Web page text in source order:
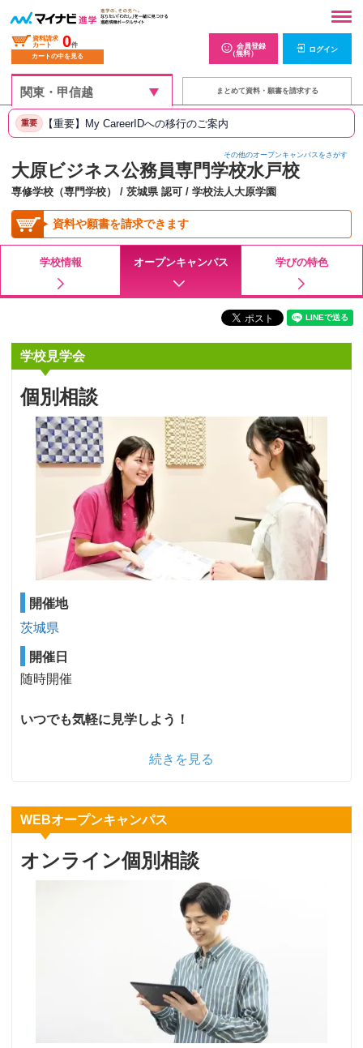
資料請求
カート
0件
カートの中を見る
会員登録
（無料）
ログイン
まとめて資料・願書を請求する
重要 【重要】My CareerIDへの移行のご案内
その他のオープンキャンパスをさがす
大原ビジネス公務員専門学校水戸校
専修学校（専門学校） / 茨城県 認可 / 学校法人大原学園
資料や願書を請求できます
学校情報 オープンキャンパス 学びの特色
学校見学会
個別相談
開催地
茨城県
開催日
随時開催
いつでも気軽に見学しよう！
続きを見る
WEBオープンキャンパス
オンライン個別相談